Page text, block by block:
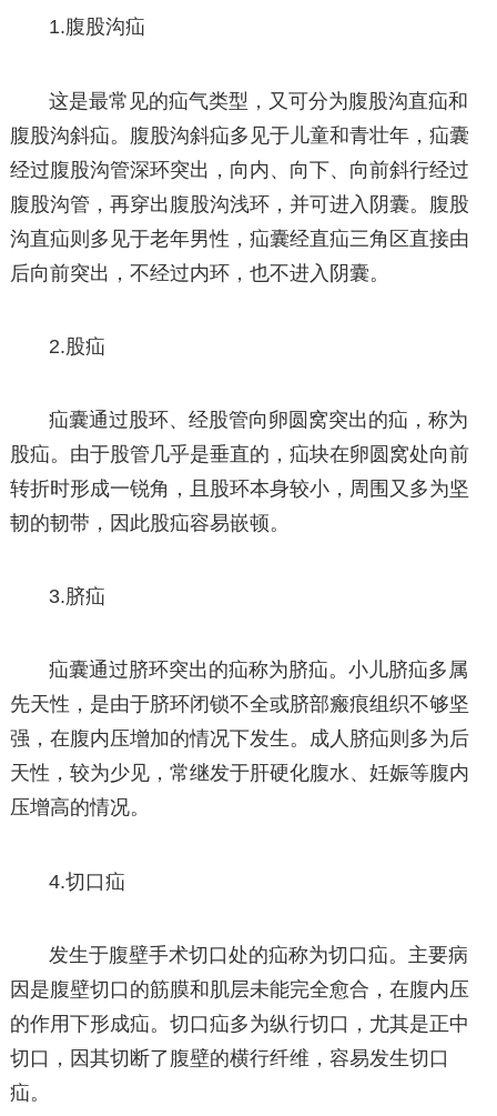
1.腹股沟疝
这是最常见的疝气类型，又可分为腹股沟直疝和
腹股沟斜疝。腹股沟斜疝多见于儿童和青壮年，疝囊
经过腹股沟管深环突出，向内、向下、向前斜行经过
腹股沟管，再穿出腹股沟浅环，并可进入阴囊。腹股
沟直疝则多见于老年男性，疝囊经直疝三角区直接由
后向前突出，不经过内环，也不进入阴囊。
2.股疝
疝囊通过股环、经股管向卵圆窝突出的疝，称为
股疝。由于股管几乎是垂直的，疝块在卵圆窝处向前
转折时形成一锐角，且股环本身较小，周围又多为坚
韧的韧带，因此股疝容易嵌顿。
3.脐疝
疝囊通过脐环突出的疝称为脐疝。小儿脐疝多属
先天性，是由于脐环闭锁不全或脐部瘢痕组织不够坚
强，在腹内压增加的情况下发生。成人脐疝则多为后
天性，较为少见，常继发于肝硬化腹水、妊娠等腹内
压增高的情况。
4.切口疝
发生于腹壁手术切口处的疝称为切口疝。主要病
因是腹壁切口的筋膜和肌层未能完全愈合，在腹内压
的作用下形成疝。切口疝多为纵行切口，尤其是正中
切口，因其切断了腹壁的横行纤维，容易发生切口
疝。